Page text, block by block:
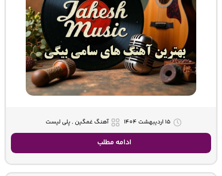
۱۵ اردیبهشت ۱۴۰۴ آهنگ غمگین , پلی لیست
ادامه مطلب